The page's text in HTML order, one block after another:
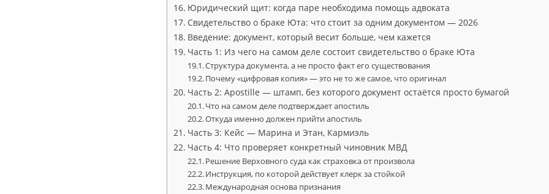
Юридический щит: когда паре необходима помощь адвоката
Свидетельство о браке Юта: что стоит за одним документом — 2026
Введение: документ, который весит больше, чем кажется
Часть 1: Из чего на самом деле состоит свидетельство о браке Юта
Структура документа, а не просто факт его существования
Почему «цифровая копия» — это не то же самое, что оригинал
Часть 2: Apostille — штамп, без которого документ остаётся просто бумагой
Что на самом деле подтверждает апостиль
Откуда именно должен прийти апостиль
Часть 3: Кейс — Марина и Этан, Кармиэль
Часть 4: Что проверяет конкретный чиновник МВД
Решение Верховного суда как страховка от произвола
Инструкция, по которой действует клерк за стойкой
Международная основа признания